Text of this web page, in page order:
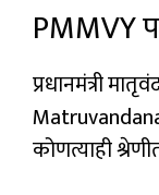
PMMVY
प्रधानमंत्री
कोणत्याही